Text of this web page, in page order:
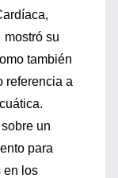
su
también
referencia a
un
para
en los